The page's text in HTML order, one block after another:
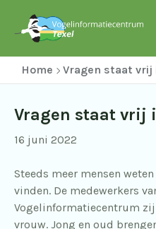
Home Vragen staat vrij
Vragen staat vrij
16 juni 2022
Steeds meer mensen
vinden. De medewerkers
Vogelinformatiecentrum
vrouw. Jong en oud